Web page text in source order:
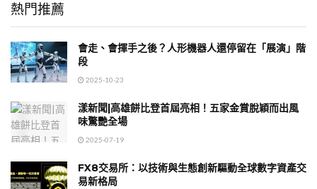
熱門推薦
會走、會揮手之後？人形機器人還停留在「展演」階
段
2025-10-23
漾新聞|高雄餅比登首屆亮相！五家金賞脫穎而出風
味驚艷全場
2025-07-19
FX8交易所：以技術與生態創新驅動全球數字資產交
易新格局